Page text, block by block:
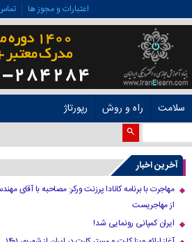
اعتبارات و مجوز ها
سلامت راه و روش رپورتاژ
آخرین اخبار
مهاجرت با برنامه کانادا پرزنت ورکر: مصاحبه با آقای
از مهاجریست
ایران کمپانی رونمایی شد!